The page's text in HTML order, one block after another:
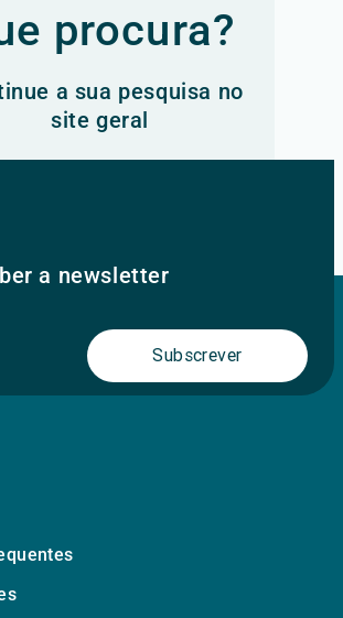
procura?
a sua pesquisa no
site geral
a newsletter
Subscrever